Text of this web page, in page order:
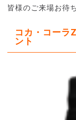
皆様のご来場お待
コカ・コーラ
ント